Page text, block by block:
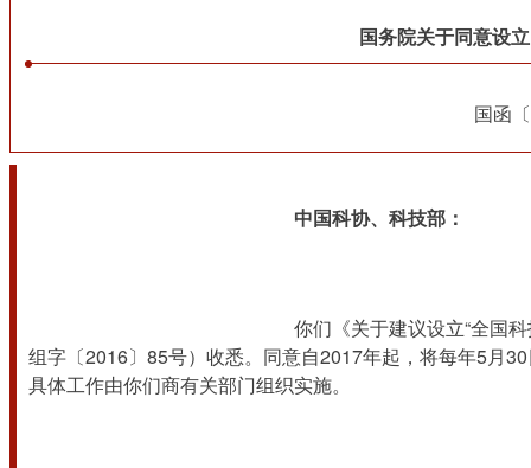
国务院关于同意设
中国科协、科技部：
组字〔2016〕85号）收悉。同意自2017年起，将每年5月
具体工作由你们商有关部门组织实施。